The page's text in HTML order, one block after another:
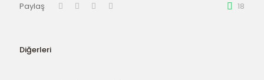
Paylaş 18
Diğerleri